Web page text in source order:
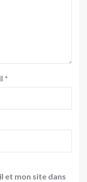
*
et mon site dans